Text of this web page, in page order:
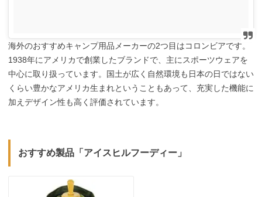
海外のおすすめキャンプ用品メーカーの2つ目はコロンビアです。
1938年にアメリカで創業したブランドで、主にスポーツウェアを
中心に取り扱っています。国土が広く自然環境も日本の日ではない
くらい豊かなアメリカ生まれということもあって、充実した機能に
加えデザイン性も高く評価されています。
おすすめ製品「アイスヒルフーディー」